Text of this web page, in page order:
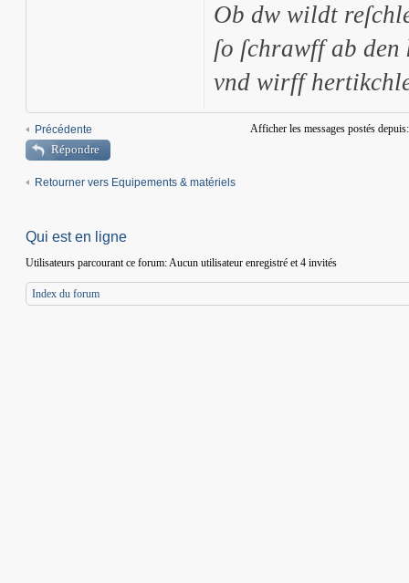
Ob dw wildt
ſo ſchrawff ab
vnd wirff
Précédente Afficher les messages postés
Répondre
Retourner vers Equipements & matériels
Qui est en ligne
Utilisateurs parcourant ce forum: Aucun utilisateur enregistré et 4 invités
Index du forum